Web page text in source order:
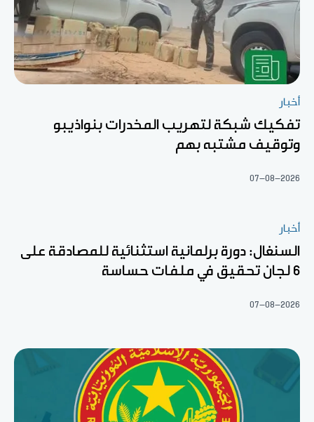
أخبار
تفكيك شبكة لتهريب المخدرات بنواذيبو
وتوقيف مشتبه بهم
07-08-2026
أخبار
السنغال: دورة برلمانية استثنائية للمصادقة على
6 لجان تحقيق في ملفات حساسة
07-08-2026